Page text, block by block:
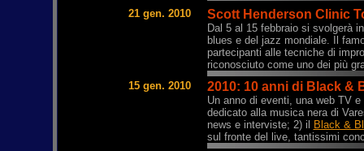
21 gen. 2010
Scott Henderson Clinic
Dal 5 al 15 febbraio si svolgerà
blues e del jazz mondiale. Il
partecipanti alle tecniche di
riconosciuto come uno dei più
15 gen. 2010
2010: 10 anni di Black &
Un anno di eventi, una web TV
dedicato alla musica nera di
news e interviste; 2) il
Black &
sul fronte del live, tantissimi